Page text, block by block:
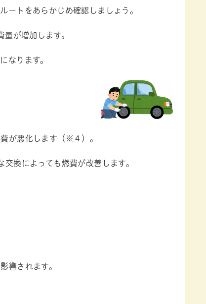
ートをあらかじめ確認しましょう。
が増加します。
なります。
が悪化します（※４）。
換によっても燃費が改善します。
響されます。